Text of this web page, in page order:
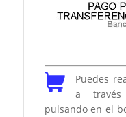
Puedes
a
pulsando en el